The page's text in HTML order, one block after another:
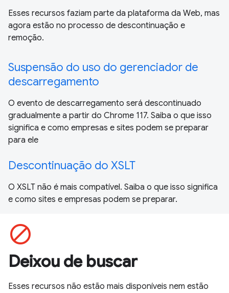
Esses recursos faziam parte da plataforma da Web, mas
agora estão no processo de descontinuação e
remoção.
Suspensão do uso do gerenciador de
descarregamento
O evento de descarregamento será descontinuado
gradualmente a partir do Chrome 117. Saiba o que isso
significa e como empresas e sites podem se preparar
para ele
Descontinuação do XSLT
O XSLT não é mais compatível. Saiba o que isso significa
e como sites e empresas podem se preparar.
block
Deixou de buscar
Esses recursos não estão mais disponíveis nem estão